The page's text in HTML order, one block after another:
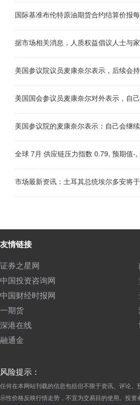
美国参议院议员麦康奈尔表示，后续会
美国国会参议员麦康奈尔对外表示，自
全球 7月 供应链压力指数 0.79, 预期值-,
友情链接
证券之星网
中国投资咨询网
中国财经时报网
一期货
深港在线
融通金
风险提示：
任何在本网站刊载的信息包括但不限于资讯、评论
示性价格反映行情走势，不宜为交易目的使用。投